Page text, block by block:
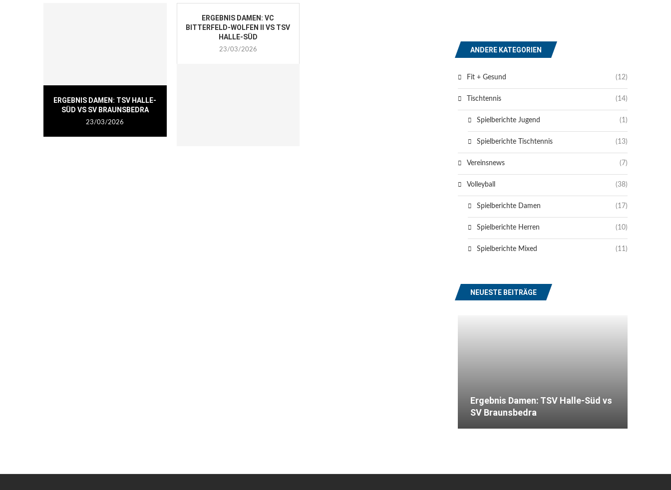
ERGEBNIS DAMEN: TSV HALLE-
SÜD VS SV BRAUNSBEDRA
23/03/2026
ERGEBNIS DAMEN: VC
BITTERFELD-WOLFEN II VS TSV
HALLE-SÜD
23/03/2026 ANDERE KATEGORIEN
Fit + Gesund (12)
Tischtennis (14)
Spielberichte Jugend (1)
Spielberichte Tischtennis (13)
Vereinsnews (7)
Volleyball (38)
Spielberichte Damen (17)
Spielberichte Herren (10)
Spielberichte Mixed (11)
NEUESTE BEITRÄGE
Ergebnis Damen: TSV Halle-Süd vs
SV Braunsbedra